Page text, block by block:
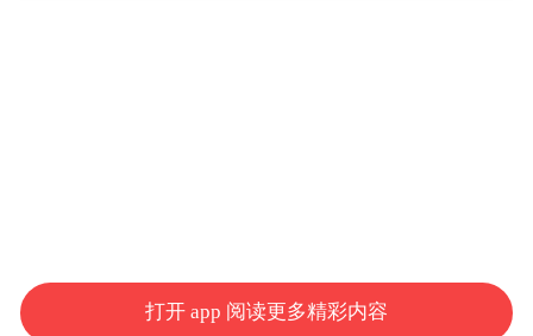
打开 app 阅读更多精彩内容